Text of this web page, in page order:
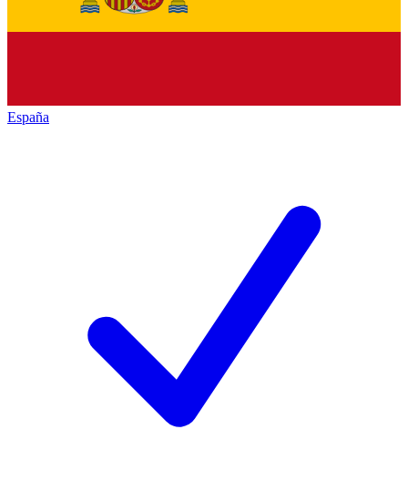
España